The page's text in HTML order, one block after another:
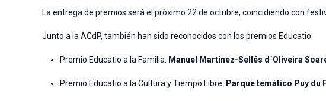
La entrega de premios será el próximo 22 de octubre, coincidiendo con
Junto a la ACdP, también han sido reconocidos con los premios Educatio:
Premio Educatio a la Familia: Manuel Martínez-Sellés d´Oliveira
Premio Educatio a la Cultura y Tiempo Libre: Parque temático Puy du